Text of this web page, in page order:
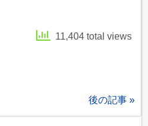
11,404 total views
後の記事 »